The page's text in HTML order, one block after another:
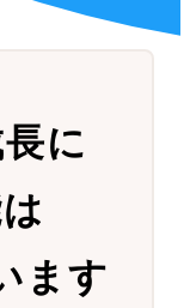
に
ます